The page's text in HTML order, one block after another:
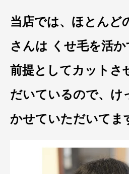
当店では、ほとんど
さんは くせ毛を活
前提として カットさ
だいているので、 け
かせていただいてま